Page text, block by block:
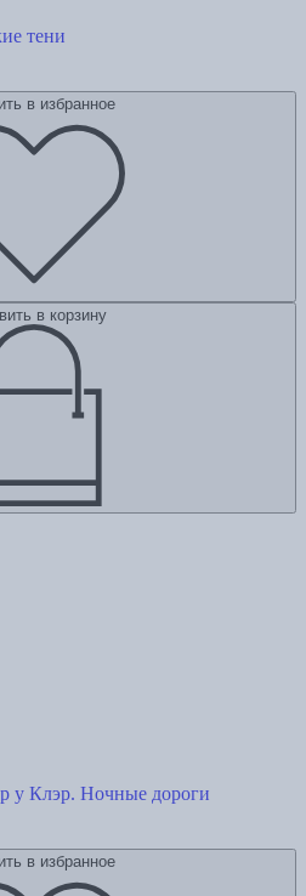
тени
в избранное
в корзину
у Клэр. Ночные дороги
в избранное